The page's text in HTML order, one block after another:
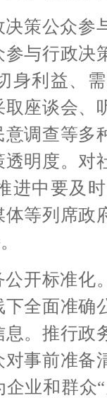
公众参
与行政决
身利益、
座谈会、
调查等多
明度。对
进中要及
等列席政
标准化
全面准确
。推行政
事前准备
业和群众